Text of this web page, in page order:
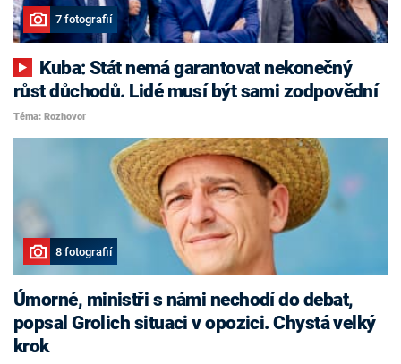
7 fotografií
růst důchodů. Lidé musí být sami zodpovědní
Téma: Rozhovor
8 fotografií
Úmorné, ministři s námi nechodí do debat,
popsal Grolich situaci v opozici. Chystá velký
krok